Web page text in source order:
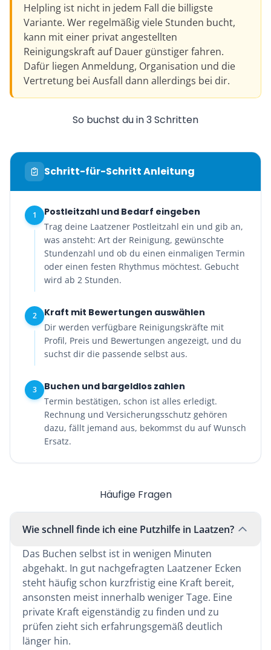
Helpling ist nicht in jedem Fall die billigste
Variante. Wer regelmäßig viele Stunden bucht,
kann mit einer privat angestellten
Reinigungskraft auf Dauer günstiger fahren.
Dafür liegen Anmeldung, Organisation und die
Vertretung bei Ausfall dann allerdings bei dir.
So buchst du in 3 Schritten
Schritt-für-Schritt Anleitung
1 Postleitzahl und Bedarf eingeben
Trag deine Laatzener Postleitzahl ein und gib an,
was ansteht: Art der Reinigung, gewünschte
Stundenzahl und ob du einen einmaligen Termin
oder einen festen Rhythmus möchtest. Gebucht
wird ab 2 Stunden.
2 Kraft mit Bewertungen auswählen
Dir werden verfügbare Reinigungskräfte mit
Profil, Preis und Bewertungen angezeigt, und du
suchst dir die passende selbst aus.
3 Buchen und bargeldlos zahlen
Termin bestätigen, schon ist alles erledigt.
Rechnung und Versicherungsschutz gehören
dazu, fällt jemand aus, bekommst du auf Wunsch
Ersatz.
Häufige Fragen
Wie schnell finde ich eine Putzhilfe in Laatzen?
Das Buchen selbst ist in wenigen Minuten
abgehakt. In gut nachgefragten Laatzener Ecken
steht häufig schon kurzfristig eine Kraft bereit,
ansonsten meist innerhalb weniger Tage. Eine
private Kraft eigenständig zu finden und zu
prüfen zieht sich erfahrungsgemäß deutlich
länger hin.